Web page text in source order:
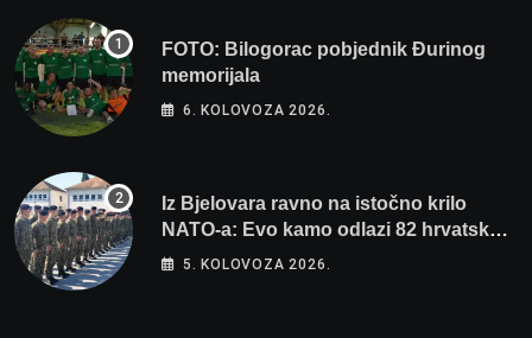
FOTO: Bilogorac pobjednik Đurinog
memorijala
6. KOLOVOZA 2026.
Iz Bjelovara ravno na istočno krilo
NATO-a: Evo kamo odlazi 82 hrvatska
vojnika i 6 vojnikinja
5. KOLOVOZA 2026.